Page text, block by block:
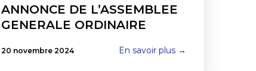
ANNONCE DE L’ASSEMBLEE
GENERALE ORDINAIRE
20 novembre 2024 En savoir plus →